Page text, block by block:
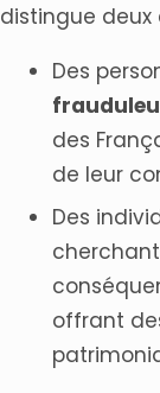
distingue deux
Des
des
de leur
Des
offrant